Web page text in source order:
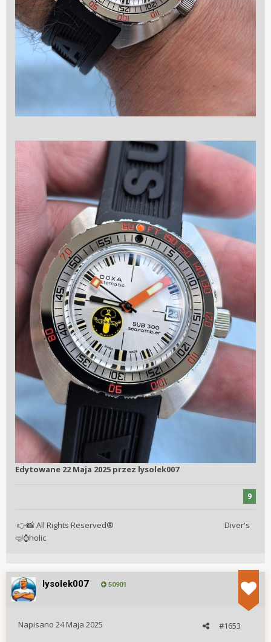
Edytowane 22 Maja 2025 przez lysolek007
9
👉📸 All Rights Reserved® Diver's
🤿⌚holic
lysolek007 50901
#1653
Napisano 24 Maja 2025